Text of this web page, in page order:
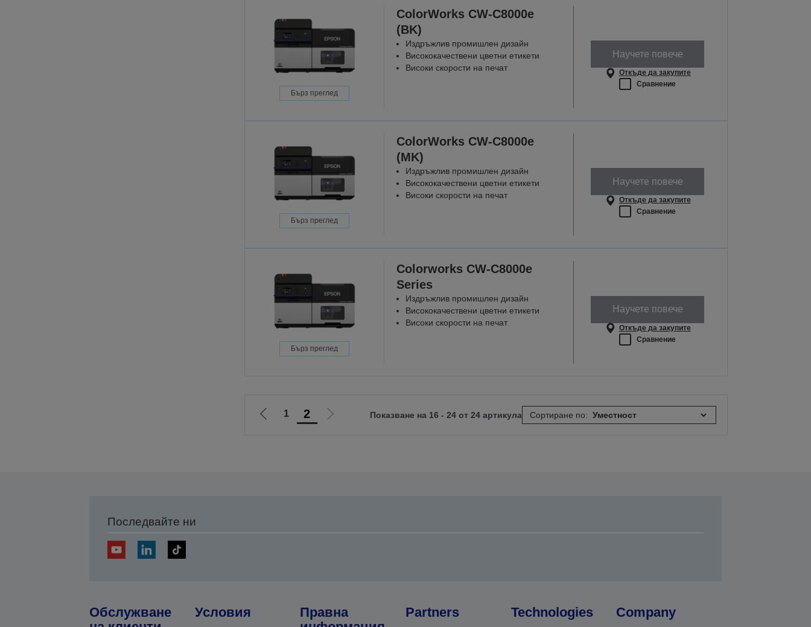
Бърз преглед
ColorWorks CW-C8000e
(BK)
Издръжлив промишлен дизайн
Висококачествени цветни етикети
Високи скорости на печат
Научете повече
Откъде да закупите
Сравнение
Бърз преглед
ColorWorks CW-C8000e
(MK)
Издръжлив промишлен дизайн
Висококачествени цветни етикети
Високи скорости на печат
Научете повече
Откъде да закупите
Сравнение
Бърз преглед
Colorworks CW-C8000e
Series
Издръжлив промишлен дизайн
Висококачествени цветни етикети
Високи скорости на печат
Научете повече
Откъде да закупите
Сравнение
Отиди
1 2
Отиди
Показване на 16 - 24 от 24 артикула Сортиране по:
Последвайте ни
Обслужване
Условия
Правна
Partners Technologies Company